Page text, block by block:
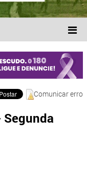
Comunicar erro
Segunda